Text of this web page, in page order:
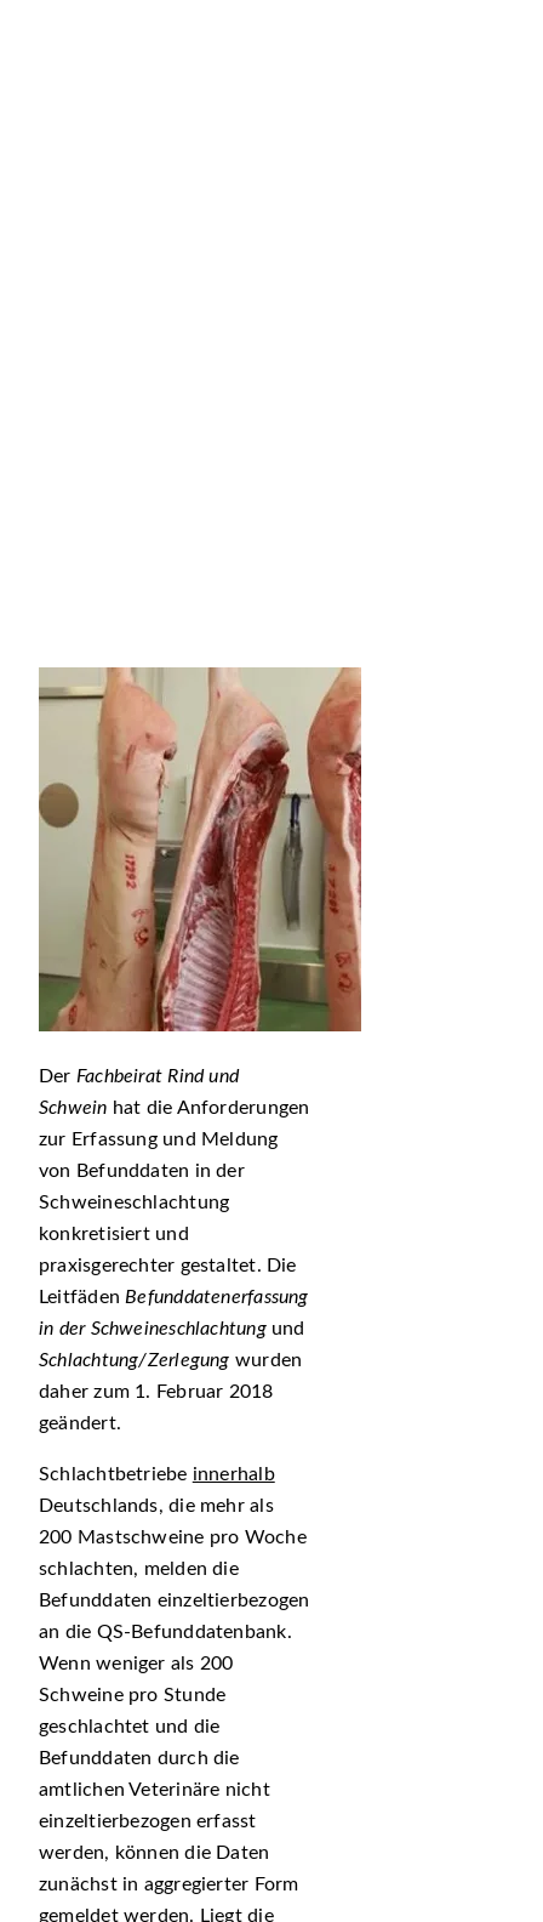
Der Fachbeirat Rind und
Schwein hat die Anforderungen
zur Erfassung und Meldung
von Befunddaten in der
Schweineschlachtung
konkretisiert und
praxisgerechter gestaltet. Die
Leitfäden Befunddatenerfassung
in der Schweineschlachtungund
Schlachtung/Zerlegung wurden
daher zum 1. Februar 2018
geändert.
Schlachtbetriebe innerhalb
Deutschlands, die mehr als
200 Mastschweine pro Woche
schlachten, melden die
Befunddaten einzeltierbezogen
an die QS-Befunddatenbank.
Wenn weniger als 200
Schweine pro Stunde
geschlachtet und die
Befunddaten durch die
amtlichen Veterinäre nicht
einzeltierbezogen erfasst
werden, können die Daten
zunächst in aggregierter Form
gemeldet werden. Liegt die